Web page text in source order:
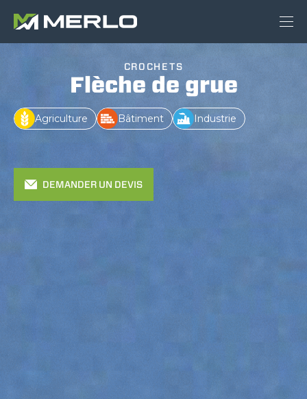
CROCHETS
Flèche de grue
Agriculture Bâtiment Industrie
DEMANDER UN DEVIS